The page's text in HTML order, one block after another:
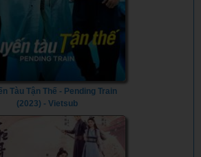
Tàu Tận Thế - Pending Train
(2023) - Vietsub